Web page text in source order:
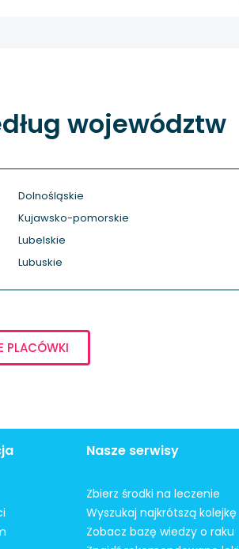
województw
Dolnośląskie
Kujawsko-pomorskie
Lubelskie
Lubuskie
PLACÓWKI
Nasze serwisy
Zbierz środki na leczenie
Wyszukaj najkrótszą kolejkę
Zobacz bazę wiedzy o raku